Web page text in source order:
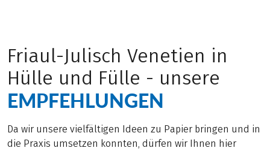
Friaul-Julisch Venetien in
Hülle und Fülle - unsere
EMPFEHLUNGEN
Da wir unsere vielfältigen Ideen zu Papier bringen und in
die Praxis umsetzen konnten, dürfen wir Ihnen hier